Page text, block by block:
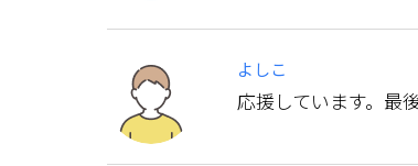
よしこ
応援しています。最